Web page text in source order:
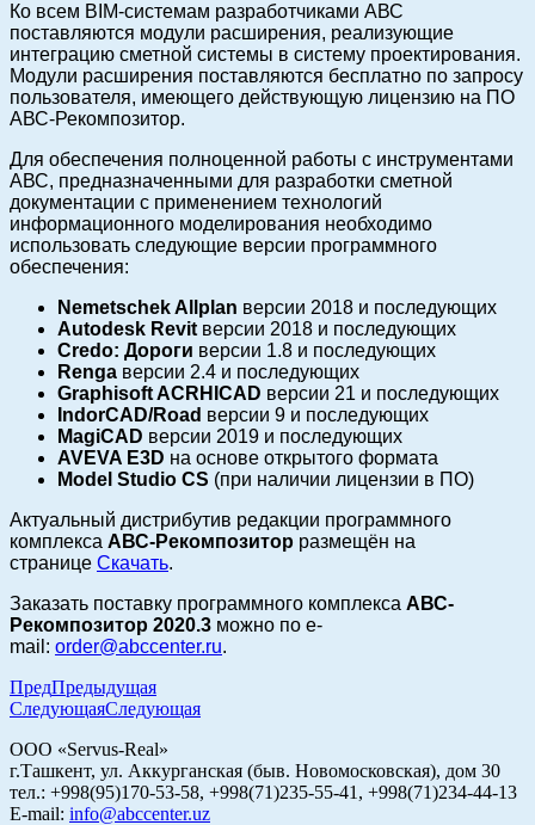
Ко всем BIM-системам разработчиками АВС
поставляются модули расширения, реализующие
интеграцию сметной системы в систему проектирования.
Модули расширения поставляются бесплатно по запросу
пользователя, имеющего действующую лицензию на ПО
АВС-Рекомпозитор.
Для обеспечения полноценной работы с инструментами
АВС, предназначенными для разработки сметной
документации с применением технологий
информационного моделирования необходимо
использовать следующие версии программного
обеспечения:
Nemetschek Allplan версии 2018 и последующих
Autodesk Revit версии 2018 и последующих
Credo: Дороги версии 1.8 и последующих
Renga версии 2.4 и последующих
Graphisoft ACRHICAD версии 21 и последующих
IndorCAD/Road версии 9 и последующих
MagiCAD версии 2019 и последующих
AVEVA E3D на основе открытого формата
Model Studio CS (при наличии лицензии в ПО)
Актуальный дистрибутив редакции программного
комплекса АВС-Рекомпозитор размещён на
странице Скачать.
Заказать поставку программного комплекса АВС-
Рекомпозитор 2020.3 можно по e-
mail: order@abccenter.ru.
ПредПредыдущая
СледующаяСледующая
ООО «Servus-Real»
г.Ташкент, ул. Аккурганская (быв. Новомосковская), дом 30
тел.: +998(95)170-53-58, +998(71)235-55-41, +998(71)234-44-13
E-mail: info@abccenter.uz